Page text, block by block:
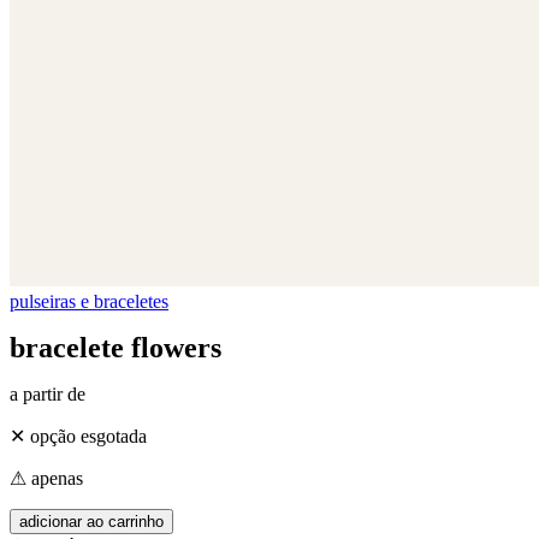
pulseiras e braceletes
bracelete flowers
a partir de
✕ opção esgotada
⚠ apenas
adicionar ao carrinho